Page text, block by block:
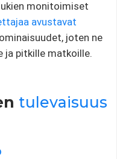
monitoimiset
avustavat
joten ne
ja pitkille matkoille.
tulevaisuus